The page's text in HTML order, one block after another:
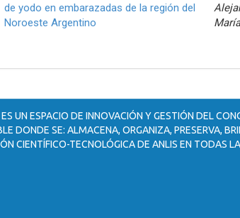
de yodo en embarazadas de la región del
Noroeste Argentino
UN ESPACIO DE INNOVACIÓN Y GESTIÓN DEL
DONDE SE: ALMACENA, ORGANIZA, PRESERVA,
CIENTÍFICO-TECNOLÓGICA DE ANLIS EN TODAS